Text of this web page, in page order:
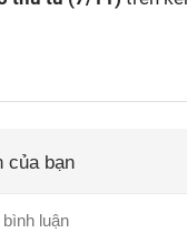
của bạn